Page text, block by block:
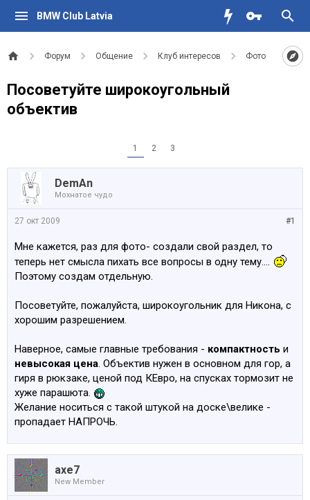
BMW Club Latvia
Форум Общение Клуб интересов Фото
Посоветуйте широкоугольный
объектив
1 2 3
DemAn
Мохнатое чудо
#1
27 окт 2009
Мне кажется, раз для фото- создали свой раздел, то
теперь нет смысла пихать все вопросы в одну тему....
Поэтому создам отдельную.
Посоветуйте, пожалуйста, широкоугольник для Никона, с
хорошим разрешением.
Наверное, самые главные требования - компактность и
невысокая цена. Объектив нужен в основном для гор, а
гиря в рюкзаке, ценой под КЕвро, на спусках тормозит не
хуже парашюта.
Желание носиться с такой штукой на доске\велике -
пропадает НАПРОЧЬ.
axe7
New Member